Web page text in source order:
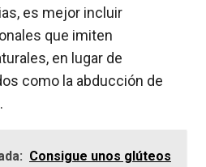
es mejor incluir
que imiten
en lugar de
como la abducción de
Consigue unos glúteos